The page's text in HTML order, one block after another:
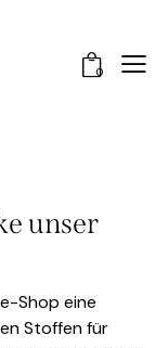
0
unser
Shop eine
Stoffen für